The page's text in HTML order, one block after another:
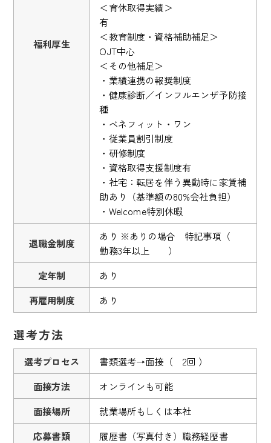
福利厚生
＜育休取得実績＞
有
＜教育制度・資格補助補足＞
OJT中心
＜その他補足＞
・業績連携の報奨制度
・健康診断／インフルエンザ予防接
種
・ベネフィット・ワン
・従業員割引制度
・研修制度
・資格取得支援制度有
・社宅：転居を伴う異動時に家賃補
助あり（基準額の80%会社負担）
・Welcome特別休暇
退職金制度
あり ※ありの場合 特記事項（
勤務3年以上 ）
定年制
あり
再雇用制度
あり
選考方法
選考プロセス
書類選考→面接（ 2回 ）
面接方法
オンラインも可能
面接場所
就業場所もしくは本社
応募書類
履歴書（写真付き）職務経歴書